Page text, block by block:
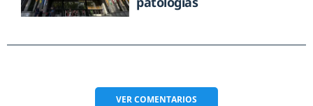
VERCOMENTARIOS